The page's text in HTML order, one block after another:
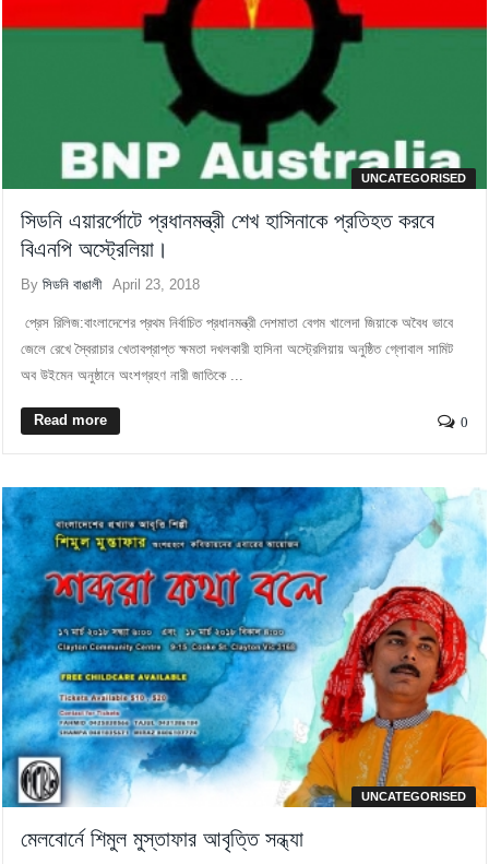
UNCATEGORISED
সিডনি এয়ারর্পোটে প্রধানমন্ত্রী শেখ হাসিনাকে প্রতিহত করবে
বিএনপি অস্ট্রেলিয়া।
Byসিডনি বাঙালী April 23, 2018
প্রেস রিলিজ:বাংলাদেশের প্রথম নির্বাচিত প্রধানমন্ত্রী দেশমাতা বেগম খালেদা জিয়াকে অবৈধ ভাবে
জেলে রেখে স্বৈরাচার খেতাবপ্রাপ্ত ক্ষমতা দখলকারী হাসিনা অস্ট্রেলিয়ায় অনুষ্ঠিত গ্লোবাল সামিট
অব উইমেন অনুষ্ঠানে অংশগ্রহণ নারী জাতিকে ...
Read more 0
UNCATEGORISED
মেলবোর্নে শিমুল মুস্তাফার আবৃত্তি সন্ধ্যা